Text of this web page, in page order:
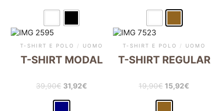
T-SHIRT E POLO / UOMO
T-SHIRT MODAL
39,90€ 31,92€
T-SHIRT E POLO / UOMO
T-SHIRT REGULAR
19,90€ 15,92€